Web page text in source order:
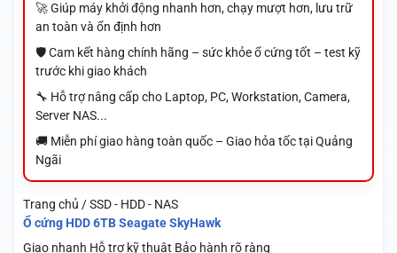
🚀 Giúp máy khởi động nhanh hơn, chạy mượt hơn, lưu trữ
an toàn và ổn định hơn
🛡️ Cam kết hàng chính hãng – sức khỏe ổ cứng tốt – test kỹ
trước khi giao khách
🔧 Hỗ trợ nâng cấp cho Laptop, PC, Workstation, Camera,
Server NAS...
🚚 Miễn phí giao hàng toàn quốc – Giao hỏa tốc tại Quảng
Ngãi
Trang chủ / SSD - HDD - NAS
Ổ cứng HDD 6TB Seagate SkyHawk
Giao nhanh Hỗ trợ kỹ thuật Bảo hành rõ ràng